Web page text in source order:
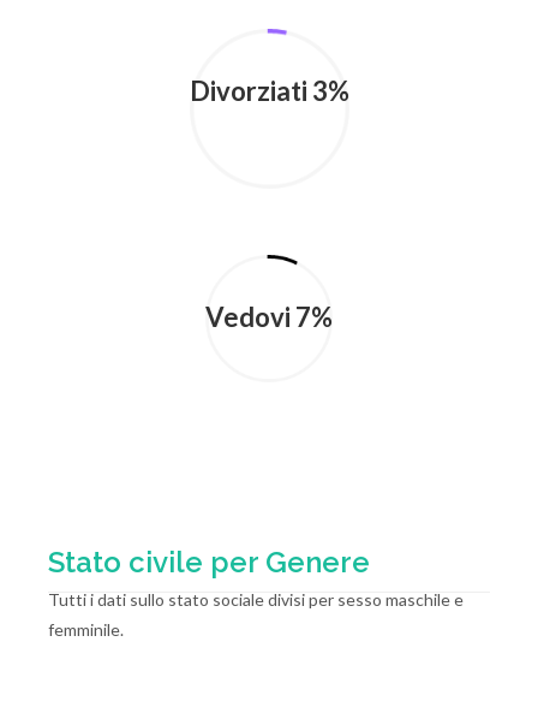
Divorziati 3%
Vedovi 7%
Stato civile per Genere
Tutti i dati sullo stato sociale divisi per sesso maschile e
femminile.